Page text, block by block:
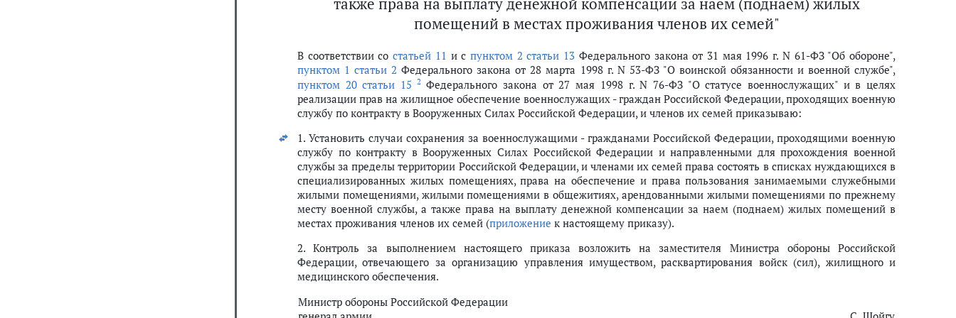
помещений в местах проживания членов их семей"
В соответствии состатьей 11 и спунктом 2 статьи 13 Федерального закона от 31 мая 1996 г. N 61-ФЗ "Об обороне",
пунктом 1 статьи 2 Федерального закона от 28 марта 1998 г. N 53-ФЗ "О воинской обязанности и военной службе",
пунктом 20 статьи 15 2 Федерального закона от 27 мая 1998 г. N 76-ФЗ "О статусе военнослужащих" и в целях
реализации прав на жилищное обеспечение военнослужащих - граждан Российской Федерации, проходящих военную
службу по контракту в Вооруженных Силах Российской Федерации, и членов их семей приказываю:
1. Установить случаи сохранения за военнослужащими - гражданами Российской Федерации, проходящими военную
службу по контракту в Вооруженных Силах Российской Федерации и направленными для прохождения военной
службы за пределы территории Российской Федерации, и членами их семей права состоять в списках нуждающихся в
специализированных жилых помещениях, права на обеспечение и права пользования занимаемыми служебными
жилыми помещениями, жилыми помещениями в общежитиях, арендованными жилыми помещениями по прежнему
месту военной службы, а также права на выплату денежной компенсации за наем (поднаем) жилых помещений в
местах проживания членов их семей (приложение к настоящему приказу).
2. Контроль за выполнением настоящего приказа возложить на заместителя Министра обороны Российской
Федерации, отвечающего за организацию управления имуществом, расквартирования войск (сил), жилищного и
медицинского обеспечения.
Министр обороны Российской Федерации